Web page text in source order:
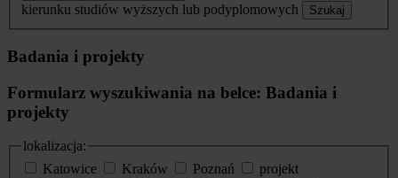
kierunku studiów wyższych lub podyplomowych
Szukaj
Badania i projekty
Formularz wyszukiwania na belce: Badania i
projekty
lokalizacja:
Katowice
Kraków Poznań
projekt